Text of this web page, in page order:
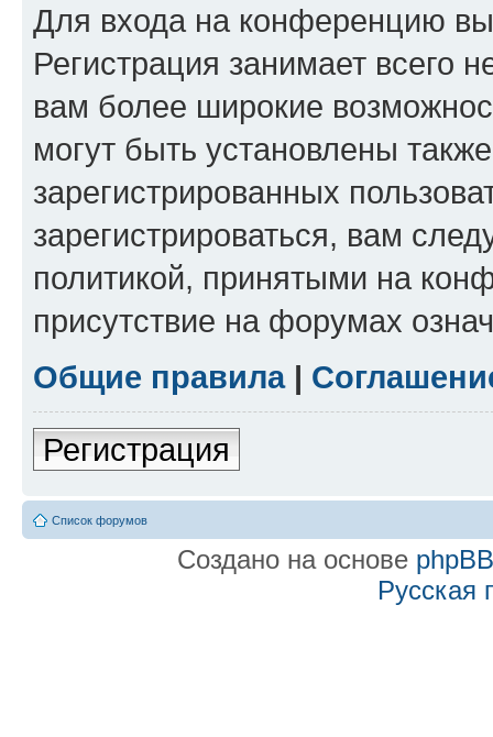
Для входа на конференцию
Регистрация занимает всего
вам более широкие
могут быть установлены
зарегистрированных
зарегистрироваться, вам
политикой, принятыми на
присутствие на форумах
Общие правила|
Регистрация
Список форумов
Создано на основе phpBB
Русская